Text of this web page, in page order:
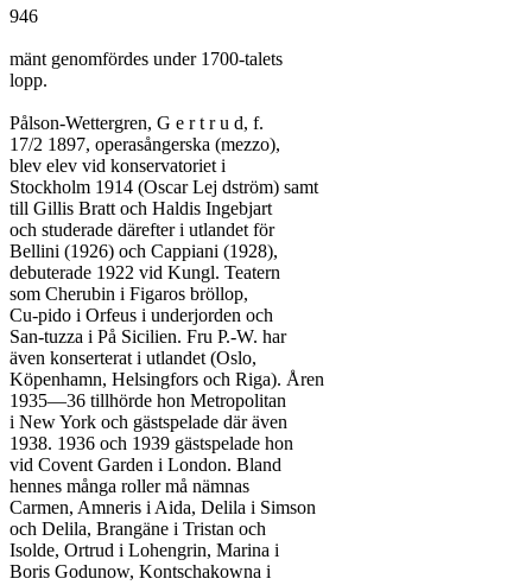
946
mänt genomfördes under 1700-talets
lopp.
Pålson-Wettergren, G e r t r u d, f.
17/2 1897, operasångerska (mezzo),
blev elev vid konservatoriet i
Stockholm 1914 (Oscar Lej dström) samt
till Gillis Bratt och Haldis Ingebjart
och studerade därefter i utlandet för
Bellini (1926) och Cappiani (1928),
debuterade 1922 vid Kungl. Teatern
som Cherubin i Figaros bröllop,
Cu-pido i Orfeus i underjorden och
San-tuzza i På Sicilien. Fru P.-W. har
även konserterat i utlandet (Oslo,
Köpenhamn, Helsingfors och Riga). Åren
1935—36 tillhörde hon Metropolitan
i New York och gästspelade där även
1938. 1936 och 1939 gästspelade hon
vid Covent Garden i London. Bland
hennes många roller må nämnas
Carmen, Amneris i Aida, Delila i Simson
och Delila, Brangäne i Tristan och
Isolde, Ortrud i Lohengrin, Marina i
Boris Godunow, Kontschakowna i